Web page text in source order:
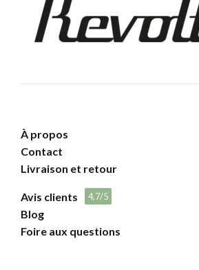
À propos
Contact
Livraison et retour
Avis clients 4,7/5
Blog
Foire aux questions